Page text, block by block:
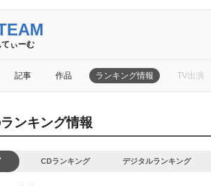
てぃーむ
記事 作品 ランキング情報 TV出演
ンキング情報
CDランキング デジタルランキング